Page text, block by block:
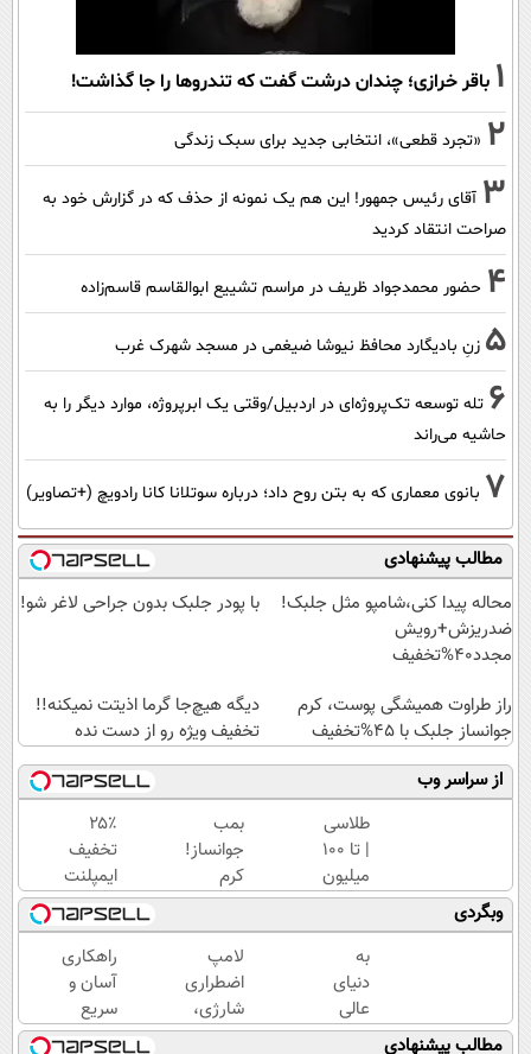
1 باقر خرازی؛ چندان درشت گفت که تندروها را جا گذاشت!
2 «تجرد قطعی»، انتخابی جدید برای سبک زندگی
3 آقای رئیس جمهور! این هم یک نمونه از حذف که در گزارش خود به
صراحت انتقاد کردید
4 حضور محمدجواد ظریف در مراسم تشییع ابوالقاسم قاسم‌زاده
5 زنِ بادیگارد محافظ نیوشا ضیغمی در مسجد شهرک غرب
6 تله توسعه تک‌پروژه‌ای در اردبیل/وقتی یک ابرپروژه، موارد دیگر را به
حاشیه می‌راند
7 بانوی معماری که به بتن روح داد؛ درباره سوتلانا کانا رادویچ (+تصاویر)
مطالب پیشنهادی
محاله پیدا کنی،شامپو مثل جلبک!
ضدریزش+رویش
مجدد40%تخفیف
با پودر جلبک بدون جراحی لاغر شو!
راز طراوت همیشگی پوست، کرم
جوانساز جلبک با 45%تخفیف
دیگه هیچ‌جا گرما اذیتت نمیکنه!!
تخفیف ویژه رو از دست نده
از سراسر وب
طلاسی
| تا 100
میلیون
وام
آنی
خرید
طلا💰
ثبت
نام
بمب
جوانساز!
کرم
بوتاکس
جلبک
اسپیرولینا50%تخفیف
۲۵٪
تخفیف
ایمپلنت
تا پایان
جشنواره
🎁
وبگردی
به
دنیای
عالی
بازار
لامپ
اضطراری
شارژی،
تامین
راهکاری
آسان و
سریع
برای
مطالب پیشنهادی